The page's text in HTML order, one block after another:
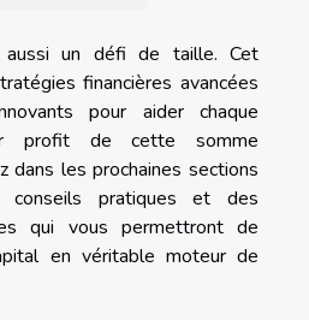
aussi un défi de taille. Cet
financières avancées
pour aider chaque
profit de cette somme
dans les prochaines sections
conseils pratiques et des
qui vous permettront de
en véritable moteur de